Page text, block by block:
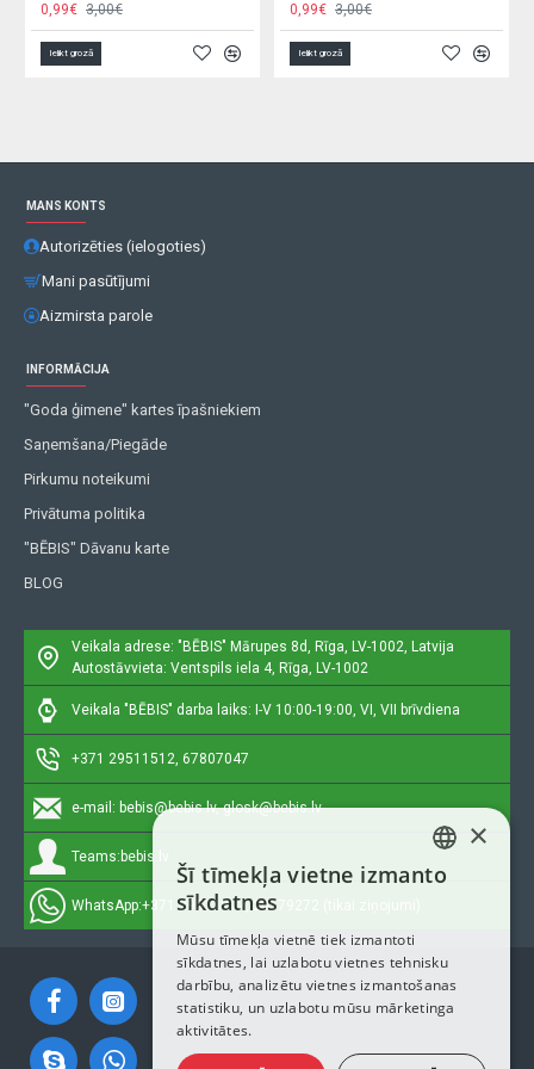
0,99€ 1,50€
Ielikt grozā
3,90€ 6,00€
Ielikt grozā
MANS KONTS
Autorizēties (ielogoties)
Mani pasūtījumi
Aizmirsta parole
INFORMĀCIJA
"Goda ģimene" kartes īpašniekiem
Saņemšana/Piegāde
Pirkumu noteikumi
Privātuma politika
"BĒBIS" Dāvanu karte
BLOG
Veikala adrese: "BĒBIS" Mārupes 8d, Rīga, LV-1002, Latvija
Autostāvvieta: Ventspils iela 4, Rīga, LV-1002
Veikala "BĒBIS" darba laiks: I-V 10:00-19:00, VI, VII brīvdiena
+371 29511512, 67807047
e-mail: bebis@bebis.lv, glosk@bebis.lv
Teams: bebis.lv
WhatsApp:+371 29511512, 20579272 (tikai ziņojumi)
LATVIAN
ENGLISH
×
Šī tīmekļa vietne izmanto
sīkdatnes
Mūsu tīmekļa vietnē tiek izmantoti
sīkdatnes, lai uzlabotu vietnes tehnisku
darbību, analizētu vietnes izmantošanas
statistiku, un uzlabotu mūsu mārketinga
aktivitātes.